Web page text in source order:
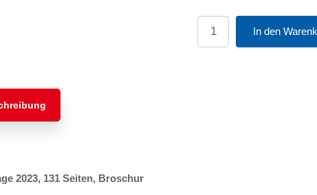
In den
2023, 131 Seiten, Broschur